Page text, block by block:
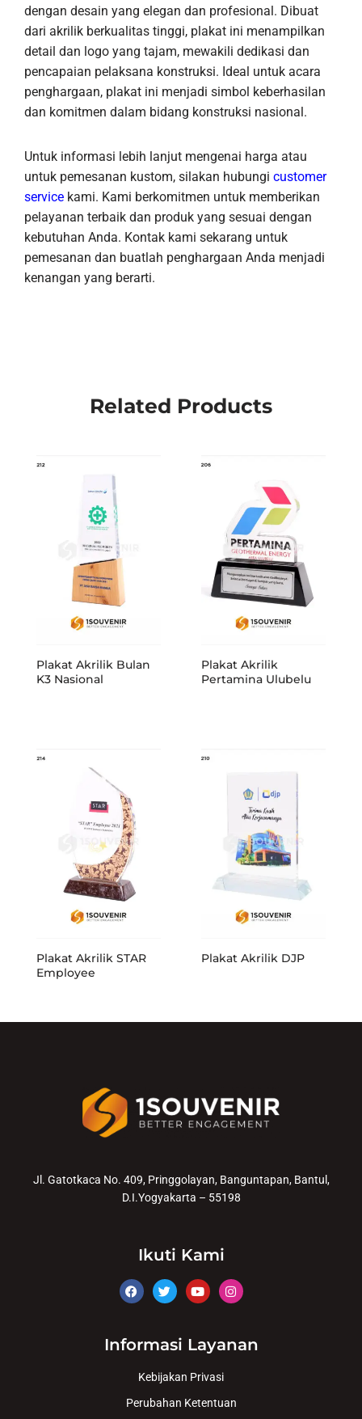
dengan desain yang elegan dan profesional. Dibuat
dari akrilik berkualitas tinggi, plakat ini menampilkan
detail dan logo yang tajam, mewakili dedikasi dan
pencapaian pelaksana konstruksi. Ideal untuk acara
penghargaan, plakat ini menjadi simbol keberhasilan
dan komitmen dalam bidang konstruksi nasional.
Untuk informasi lebih lanjut mengenai harga atau
untuk pemesanan kustom, silakan hubungi customer
service kami. Kami berkomitmen untuk memberikan
pelayanan terbaik dan produk yang sesuai dengan
kebutuhan Anda. Kontak kami sekarang untuk
pemesanan dan buatlah penghargaan Anda menjadi
kenangan yang berarti.
Related Products
Plakat Akrilik Bulan
K3 Nasional
Plakat Akrilik
Pertamina Ulubelu
Plakat Akrilik STAR
Employee
Plakat Akrilik DJP
Jl. Gatotkaca No. 409, Pringgolayan, Banguntapan, Bantul,
D.I.Yogyakarta – 55198
Ikuti Kami
Informasi Layanan
Kebijakan Privasi
Perubahan Ketentuan